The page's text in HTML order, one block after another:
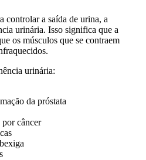
controlar a saída de urina, a
urinária. Isso significa que a
os músculos que se contraem
urinária:
da próstata
por câncer